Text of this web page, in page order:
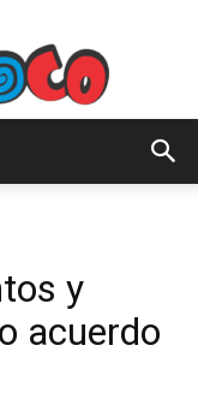
y
acuerdo